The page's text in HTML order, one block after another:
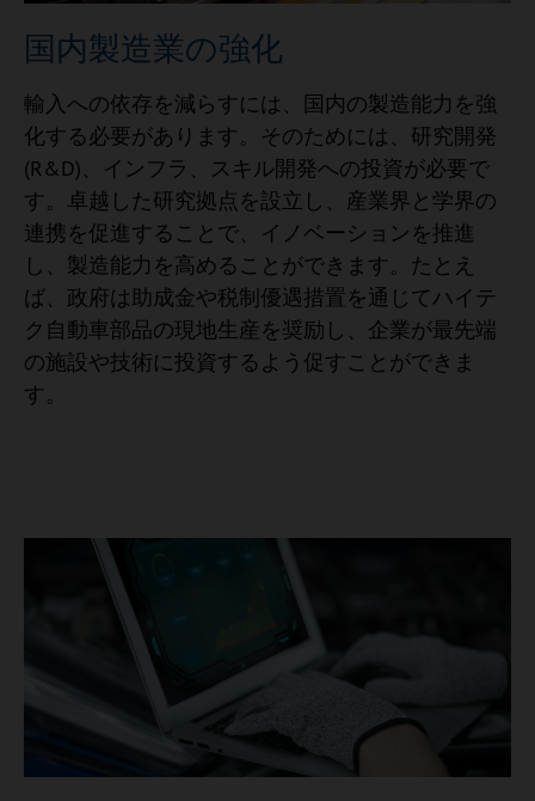
国内製造業の強化
輸入への依存を減らすには、国内の製造能力を強
化する必要があります。そのためには、研究開発
(R&D)、インフラ、スキル開発への投資が必要で
す。卓越した研究拠点を設立し、産業界と学界の
連携を促進することで、イノベーションを推進
し、製造能力を高めることができます。たとえ
ば、政府は助成金や税制優遇措置を通じてハイテ
ク自動車部品の現地生産を奨励し、企業が最先端
の施設や技術に投資するよう促すことができま
す。